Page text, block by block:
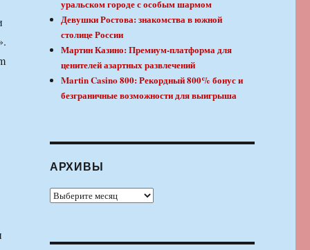
уральском городе с особым шармом
Девушки Ростова: знакомства в южной
столице России
Мартин Казино: Премиум-платформа для
ценителей азартных развлечений
Martin Casino 800: Рекордный 800% бонус и
безграничные возможности для выигрыша
АРХИВЫ
Архивы